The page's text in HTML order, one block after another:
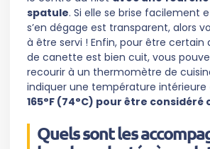
spatule. Si elle se brise facilement
s’en dégage est transparent, alors
à être servi ! Enfin, pour être certain
de canette est bien cuit, vous
recourir à un thermomètre de
indiquer une température intérieure
165°F (74°C) pour être
Quels sont les